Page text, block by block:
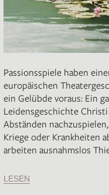
Passionsspiele haben
europäischen
ein Gelübde voraus: Ein
Leidensgeschichte
Abständen
Kriege oder Krankheiten
arbeiten ausnahmslos
LESEN